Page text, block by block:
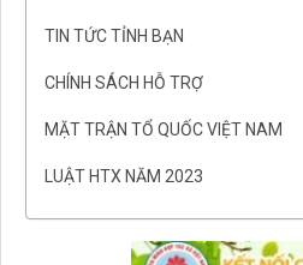
TIN TỨC TỈNH BẠN
CHÍNH SÁCH HỖ TRỢ
MẶT TRẬN TỔ QUỐC VIỆT NAM
LUẬT HTX NĂM 2023